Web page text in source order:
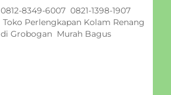
0812-8349-6007 0821-1398-1907
Toko Perlengkapan Kolam Renang
di Grobogan Murah Bagus